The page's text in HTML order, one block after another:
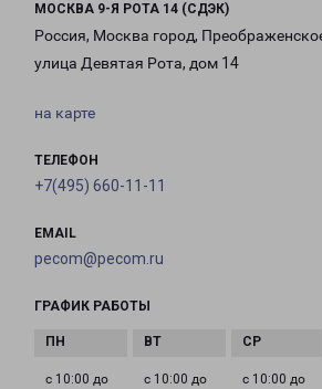
МОСКВА 9-Я РОТА 14 (СДЭК)
Россия, Москва город,
улица Девятая Рота, дом 14
на карте
ТЕЛЕФОН
+7(495) 660-11-11
EMAIL
pecom@pecom.ru
ГРАФИК РАБОТЫ
с 10:00 до
с 10:00 до
с 10:00 до